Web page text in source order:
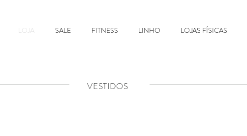
LOJA SALE FITNESS LINHO LOJAS FÍSICAS
VESTIDOS